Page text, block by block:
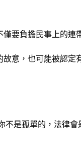
要負擔民事上的連
意，也可能被認定
是孤單的，法律